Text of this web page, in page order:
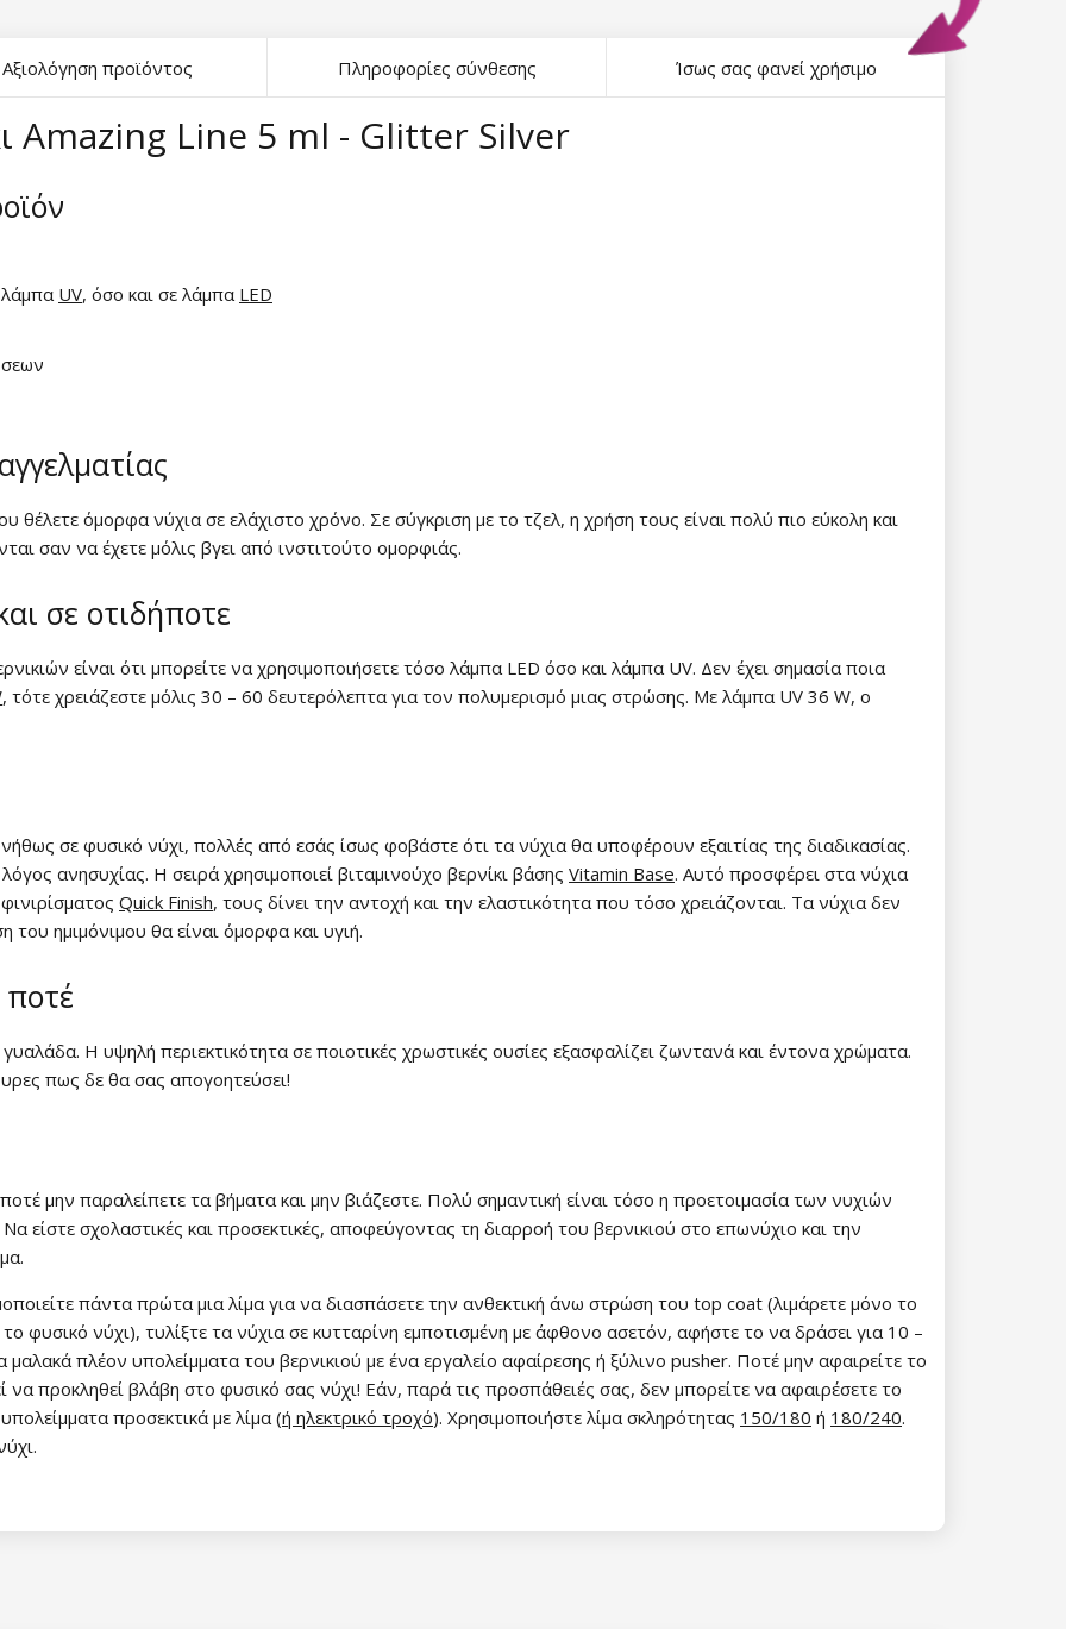
Amazing Line 5 ml - Glitter Silver
UV, όσο και σε λάμπα LED
θέλετε όμορφα νύχια σε ελάχιστο χρόνο. Σε σύγκριση με το τζελ, η χρήση τους είναι πολύ πιο εύκολη και
σαν να έχετε μόλις βγει από ινστιτούτο ομορφιάς.
σε οτιδήποτε
είναι ότι μπορείτε να χρησιμοποιήσετε τόσο λάμπα LED όσο και λάμπα UV. Δεν έχει σημασία ποια
, τότε χρειάζεστε μόλις 30 – 60 δευτερόλεπτα για τον πολυμερισμό μιας στρώσης. Με λάμπα UV 36 W, ο
σε φυσικό νύχι, πολλές από εσάς ίσως φοβάστε ότι τα νύχια θα υποφέρουν εξαιτίας της διαδικασίας.
ανησυχίας. Η σειρά χρησιμοποιεί βιταμινούχο βερνίκι βάσης Vitamin Base. Αυτό προσφέρει στα νύχια
Quick Finish, τους δίνει την αντοχή και την ελαστικότητα που τόσο χρειάζονται. Τα νύχια δεν
ημιμόνιμου θα είναι όμορφα και υγιή.
Η υψηλή περιεκτικότητα σε ποιοτικές χρωστικές ουσίες εξασφαλίζει ζωντανά και έντονα χρώματα.
πως δε θα σας απογοητεύσει!
μην παραλείπετε τα βήματα και μην βιάζεστε. Πολύ σημαντική είναι τόσο η προετοιμασία των νυχιών
είστε σχολαστικές και προσεκτικές, αποφεύγοντας τη διαρροή του βερνικιού στο επωνύχιο και την
πάντα πρώτα μια λίμα για να διασπάσετε την ανθεκτική άνω στρώση του top coat (λιμάρετε μόνο το
φυσικό νύχι), τυλίξτε τα νύχια σε κυτταρίνη εμποτισμένη με άφθονο ασετόν, αφήστε το να δράσει για 10 –
πλέον υπολείμματα του βερνικιού με ένα εργαλείο αφαίρεσης ή ξύλινο pusher. Ποτέ μην αφαιρείτε το
να προκληθεί βλάβη στο φυσικό σας νύχι! Εάν, παρά τις προσπάθειές σας, δεν μπορείτε να αφαιρέσετε το
προσεκτικά με λίμα (ή ηλεκτρικό τροχό). Χρησιμοποιήστε λίμα σκληρότητας 150/180 ή 180/240.
Αξιολόγηση προϊόντος Πληροφορίες σύνθεσης Ίσως σας φανεί χρήσιμο
Έκπτωση 15%
κερδίστε έκπτωση 15% στην πρώτη
σας αγορά.
Η ηλεκτρονική σας διεύθυνση είναι ασφαλής σε